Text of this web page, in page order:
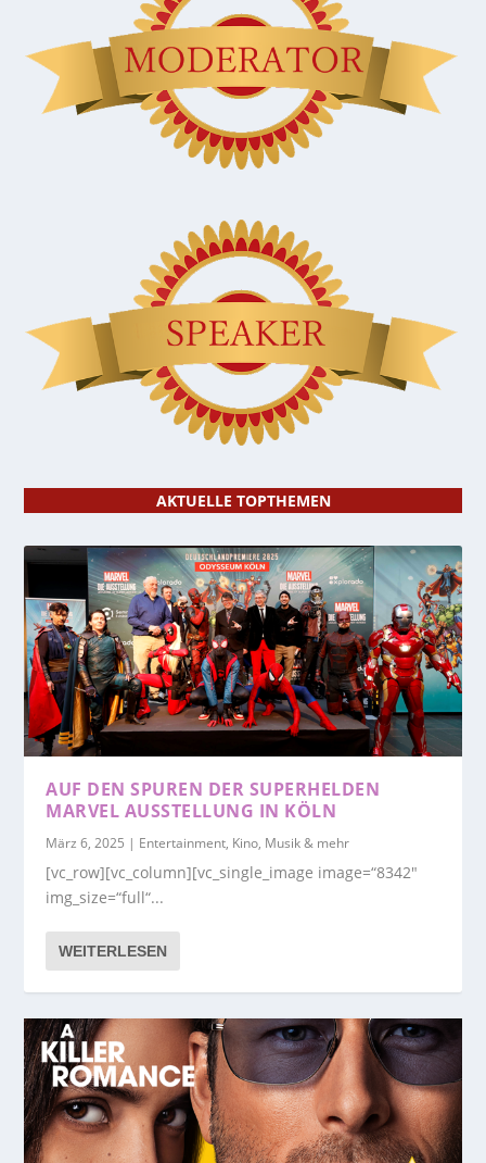
AKTUELLE TOPTHEMEN
AUF DEN SPUREN DER SUPERHELDEN
MARVEL AUSSTELLUNG IN KÖLN
März 6, 2025 | Entertainment, Kino, Musik & mehr
[vc_row][vc_column][vc_single_image image=“8342″
img_size=“full“...
WEITERLESEN